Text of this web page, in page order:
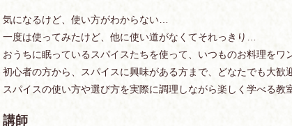
気になるけど、使い方がわからない…
一度は使ってみたけど、他に使い道がなくてそれっきり…
おうちに眠っているスパイスたちを使って、いつものお料理をワ
初心者の方から、スパイスに興味がある方まで、どなたでも大歓
スパイスの使い方や選び方を実際に調理しながら楽しく学べる教
講師